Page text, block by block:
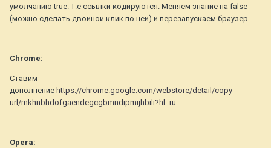
умолчанию true. Т.е ссылки кодируются. Меняем знание на false
(можно сделать двойной клик по ней) и перезапускаем браузер.
Chrome:
Ставим
дополнение https://chrome.google.com/webstore/detail/copy-
url/mkhnbhdofgaendegcgbmndipmijhbili?hl=ru
Operа: